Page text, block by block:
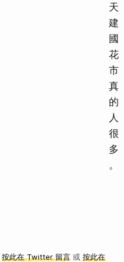
天
建
國
花
市
真
的
人
很
多
。
按此在 Twitter 留言或 按此在